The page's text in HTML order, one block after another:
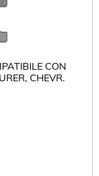
CON
CHEVR.